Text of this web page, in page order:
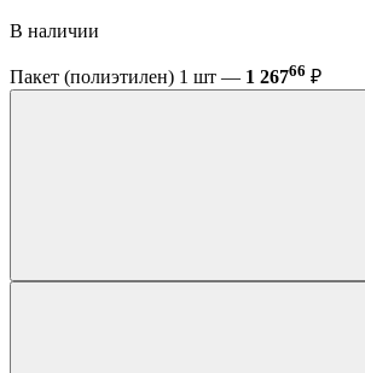
В наличии
Пакет (полиэтилен) 1 шт — 1 26766 ₽